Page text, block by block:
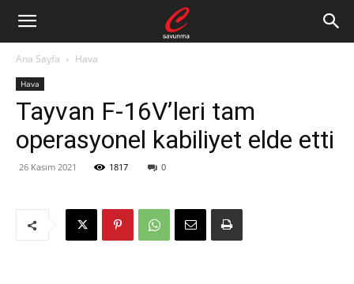
Ana Sayfa Hava
Hava
Tayvan F-16V’leri tam
operasyonel kabiliyet elde etti
26 Kasım 2021 1817 0